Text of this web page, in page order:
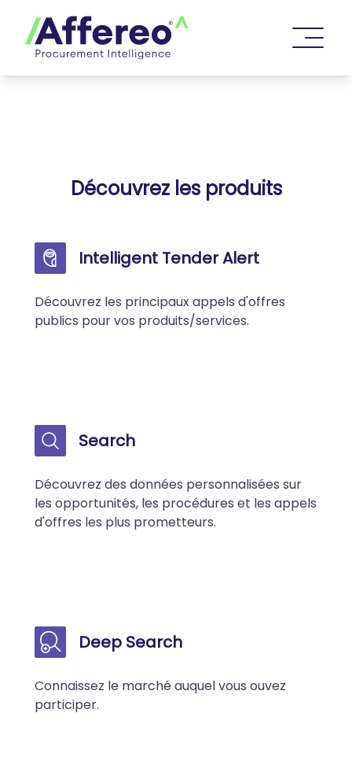
Découvrez les produits
Intelligent Tender Alert
Découvrez les principaux appels d'offres
publics pour vos produits/services.
Search
Découvrez des données personnalisées sur
les opportunités, les procédures et les appels
d'offres les plus prometteurs.
Deep Search
Connaissez le marché auquel vous ouvez
participer.